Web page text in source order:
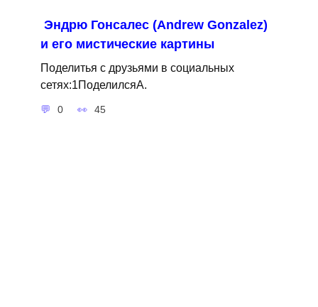
Эндрю Гонсалес (Andrew Gonzalez)
и его мистические картины
Поделитья с друзьями в социальных
сетях:1ПоделилсяA.
0 45